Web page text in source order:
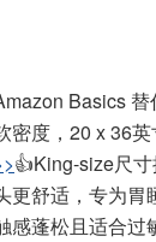
Basics
密度，20 x 36
👍King-size尺
更舒适，专为胃
感蓬松且适合过